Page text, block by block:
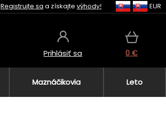
Registrujte sa a získajte výhody! EUR
Prihlásiť sa 0 €
Maznáčikovia Leto